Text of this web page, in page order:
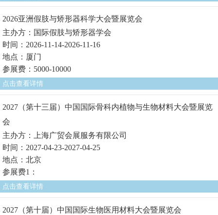
2026亚洲假肢与矫形器科学大会暨展览会
主办方：国际假肢与矫形器学会
时间：2026-11-14-2026-11-16
地点：厦门
参展费：5000-10000
点击查看详情
2027（第十三届）中国国际骨科内植物与生物材料大会暨展览
会
主办方：上海广贸会展服务有限公司
时间：2027-04-23-2027-04-25
地点：北京
参展费1：
点击查看详情
2027（第十届）中国国际生物医用材料大会暨展览会